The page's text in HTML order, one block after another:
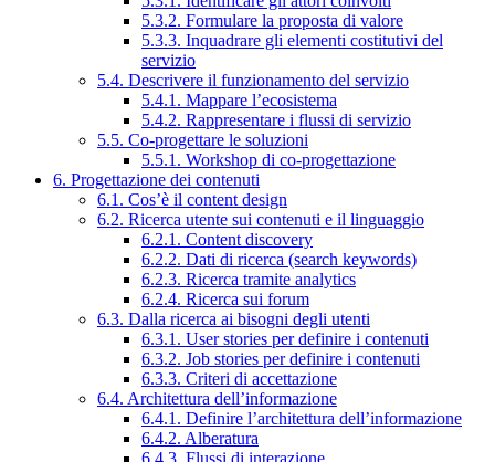
5.3.2. Formulare la proposta di valore
5.3.3. Inquadrare gli elementi costitutivi del
servizio
5.4. Descrivere il funzionamento del servizio
5.4.1. Mappare l’ecosistema
5.4.2. Rappresentare i flussi di servizio
5.5. Co-progettare le soluzioni
5.5.1. Workshop di co-progettazione
6. Progettazione dei contenuti
6.1. Cos’è il content design
6.2. Ricerca utente sui contenuti e il linguaggio
6.2.1. Content discovery
6.2.2. Dati di ricerca (search keywords)
6.2.3. Ricerca tramite analytics
6.2.4. Ricerca sui forum
6.3. Dalla ricerca ai bisogni degli utenti
6.3.1. User stories per definire i contenuti
6.3.2. Job stories per definire i contenuti
6.3.3. Criteri di accettazione
6.4. Architettura dell’informazione
6.4.1. Definire l’architettura dell’informazione
6.4.2. Alberatura
6.4.3. Flussi di interazione